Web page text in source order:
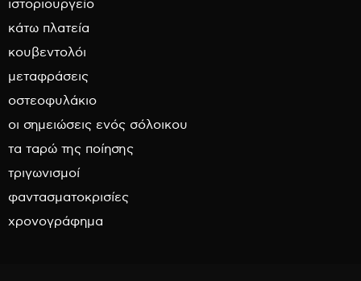
ιστοριουργείο
κάτω πλατεία
κουβεντολόι
μεταφράσεις
οστεοφυλάκιο
οι σημειώσεις ενός σόλοικου
τα ταρώ της ποίησης
τριγωνισμοί
φαντασματοκρισίες
χρονογράφημα